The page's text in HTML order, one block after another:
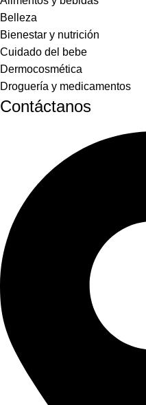
Belleza
Bienestar y nutrición
Cuidado del bebe
Dermocosmética
Droguería y medicamentos
Contáctanos